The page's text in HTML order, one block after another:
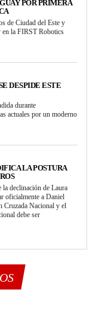
POR PRIMERA
de Ciudad del Este y
en la FIRST Robotics
DESPIDE ESTE
durante
actuales por un moderno
LA POSTURA
declinación de Laura
oficialmente a Daniel
Cruzada Nacional y el
debe ser